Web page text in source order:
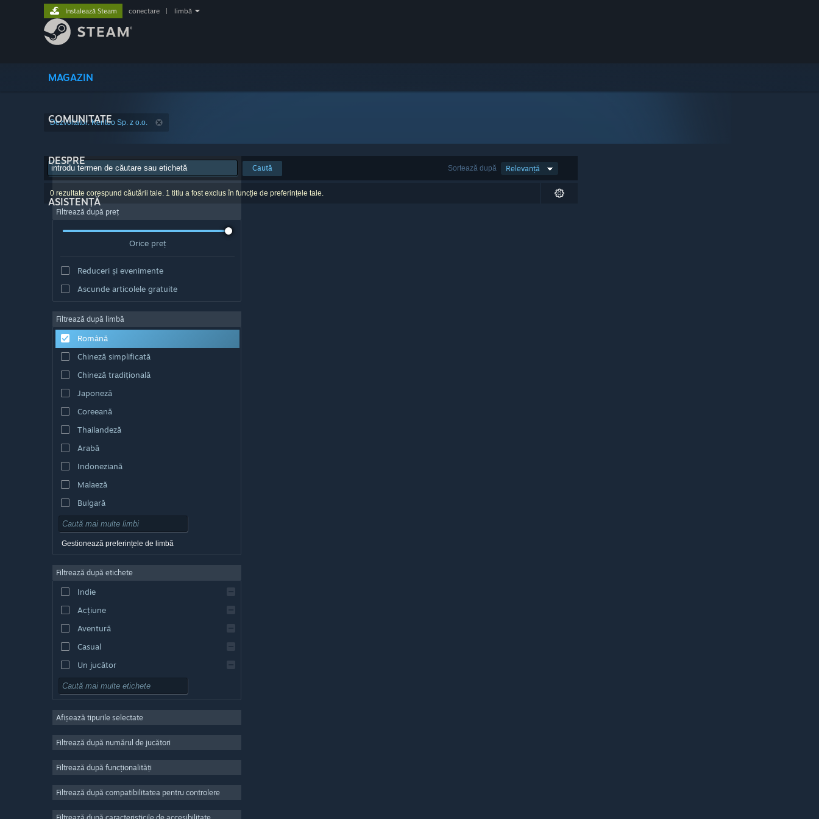
MAGAZIN
COMUNITATE
DESPRE
ASISTENȚĂ
Instalează Steam conectare limbă
Dezvoltator: Kentoo Sp. z o.o.
Sortează după Relevanță
Caută
0 rezultate corespund căutării tale. 1 titlu a fost exclus în funcție de preferințele tale.
Filtrează după preț
Orice preț
Reduceri și evenimente
Ascunde articolele gratuite
Filtrează după limbă
Română
Chineză simplificată
Chineză tradițională
Japoneză
Coreeană
Thailandeză
Arabă
Indoneziană
Malaeză
Bulgară
Cehă
Daneză
Engleză
Spaniolă - Spania
Spaniolă - America Latină
Gestionează preferințele de limbă
Filtrează după etichete
Indie
Acțiune
Aventură
Casual
Un jucător
Simulare
Strategie
2D
Gratuit
Afișează tipurile selectate
Filtrează după numărul de jucători
Filtrează după funcționalități
Filtrează după compatibilitatea pentru controlere